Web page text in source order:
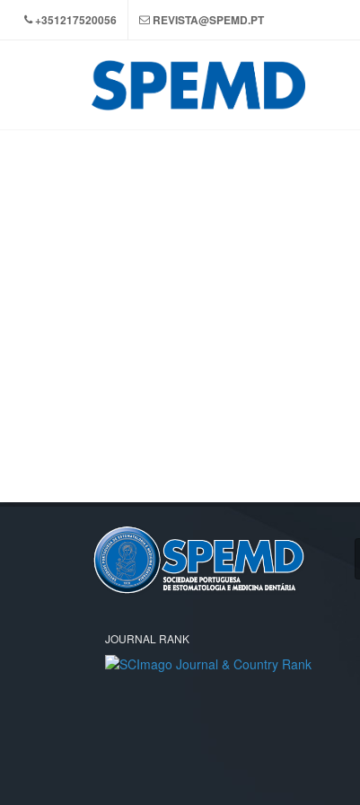
+351217520056 REVISTA@SPEMD.PT
JOURNAL RANK